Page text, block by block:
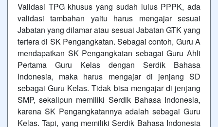
Validasi TPG khusus yang sudah lulus PPPK, ada
validasi tambahan yaitu harus mengajar sesuai
Jabatan yang dilamar atau sesuai Jabatan GTK yang
tertera di SK Pengangkatan. Sebagai contoh, Guru A
mendapatkan SK Pengangkatan sebagai Guru Ahli
Pertama Guru Kelas dengan Serdik Bahasa
Indonesia, maka harus mengajar di jenjang SD
sebagai Guru Kelas. Tidak bisa mengajar di jenjang
SMP, sekalipun memiliki Serdik Bahasa Indonesia,
karena SK Pengangkatannya adalah sebagai Guru
Kelas. Tapi, yang memiliki Serdik Bahasa Indonesia